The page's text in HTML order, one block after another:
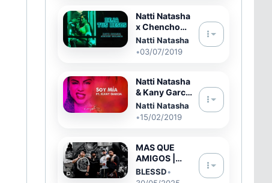
Natti Natasha
x Chencho
Corleone -
Deja Tus
Besos
[Official
Video]
Natti Natasha
•03/07/2019
Natti Natasha
& Kany Garcia
- Soy Mía
[Official
Natti Natasha
•15/02/2019
MAS QUE
AMIGOS |
BLESSD ❌
HADES 66 ❌
BLESSD•